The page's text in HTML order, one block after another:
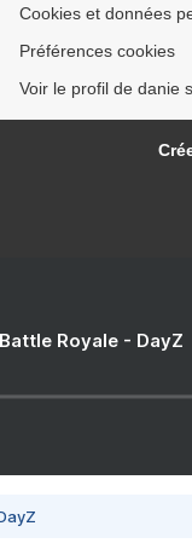
Cookies et données
Préférences cookies
Voir le profil de danie
Royale - DayZ